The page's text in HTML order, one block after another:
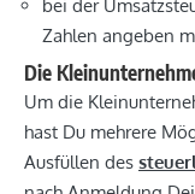
bei der
Zahlen angeben
Die
Um die
hast Du mehrere
Ausfüllen des